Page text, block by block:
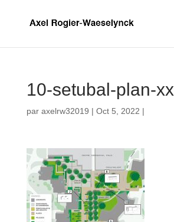
10-setubal-plan-xx
par axelrw32019 | Oct 5, 2022 |